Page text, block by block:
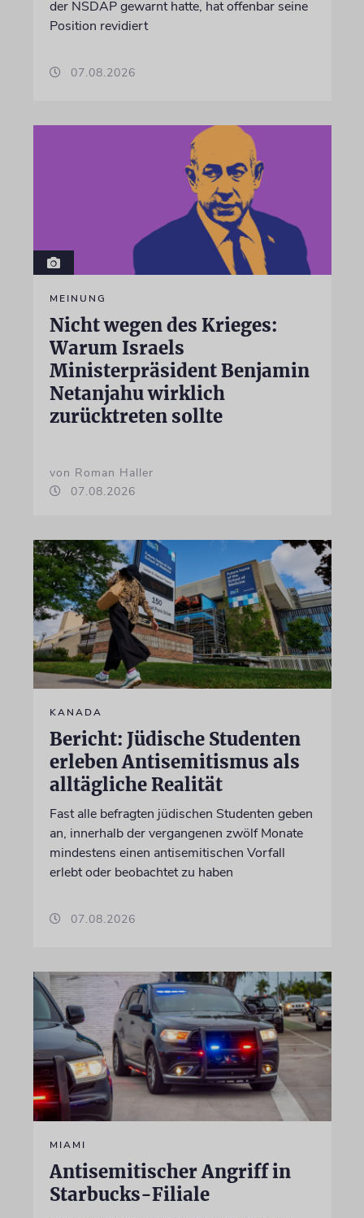
der NSDAP gewarnt hatte, hat offenbar seine
Position revidiert
07.08.2026
MEINUNG
Nicht wegen des Krieges:
Warum Israels
Ministerpräsident Benjamin
Netanjahu wirklich
zurücktreten sollte
von Roman Haller
07.08.2026
KANADA
Bericht: Jüdische Studenten
erleben Antisemitismus als
alltägliche Realität
Fast alle befragten jüdischen Studenten geben
an, innerhalb der vergangenen zwölf Monate
mindestens einen antisemitischen Vorfall
erlebt oder beobachtet zu haben
07.08.2026
MIAMI
Antisemitischer Angriff in
Starbucks-Filiale